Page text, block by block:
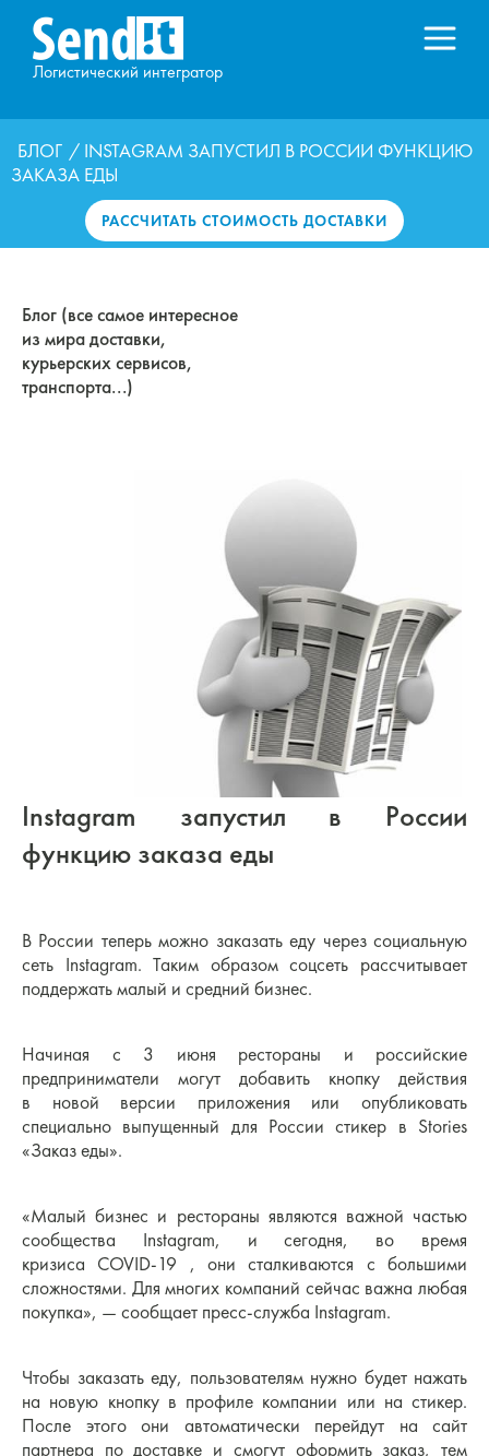
Логистический интегратор
БЛОГ / INSTAGRAM ЗАПУСТИЛ В РОССИИ ФУНКЦИЮ
ЗАКАЗА ЕДЫ
РАССЧИТАТЬ СТОИМОСТЬ ДОСТАВКИ
Блог (все самое интересное
из мира доставки,
курьерских сервисов,
транспорта...)
Instagram запустил в России
функцию заказа еды
В России теперь можно заказать еду через социальную
сеть Instagram. Таким образом соцсеть рассчитывает
поддержать малый и средний бизнес.
Начиная с 3 июня рестораны и российские
предприниматели могут добавить кнопку действия
в новой версии приложения или опубликовать
специально выпущенный для России стикер в Stories
«Заказ еды».
«Малый бизнес и рестораны являются важной частью
сообщества Instagram, и cегодня, во время
кризиса COVID-19 , они сталкиваются с большими
сложностями. Для многих компаний сейчас важна любая
покупка», — сообщает пресс-служба Instagram.
Чтобы заказать еду, пользователям нужно будет нажать
на новую кнопку в профиле компании или на стикер.
После этого они автоматически перейдут на сайт
партнера по доставке и смогут оформить заказ, тем